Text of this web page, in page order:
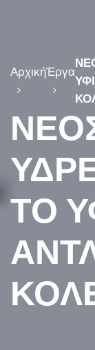
ΑρχικήΈργα
ΤΟ